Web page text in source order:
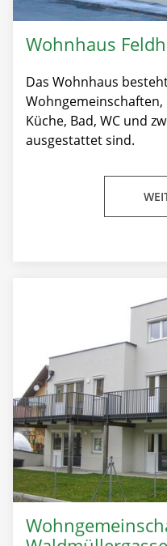
Wohnhaus
Das Wohnhaus
Küche, Bad, WC und
ausgestattet sind.